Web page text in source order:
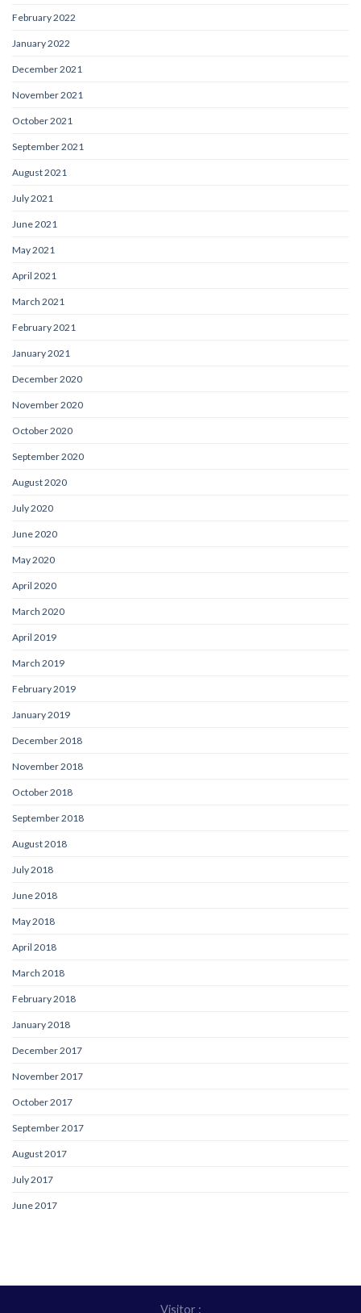
February 2022
January 2022
December 2021
November 2021
October 2021
September 2021
August 2021
July 2021
June 2021
May 2021
April 2021
March 2021
February 2021
January 2021
December 2020
November 2020
October 2020
September 2020
August 2020
July 2020
June 2020
May 2020
April 2020
March 2020
April 2019
March 2019
February 2019
January 2019
December 2018
November 2018
October 2018
September 2018
August 2018
July 2018
June 2018
May 2018
April 2018
March 2018
February 2018
January 2018
December 2017
November 2017
October 2017
September 2017
August 2017
July 2017
June 2017
Visitor :